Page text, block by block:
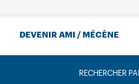
DEVENIR AMI / MÉCÈNE